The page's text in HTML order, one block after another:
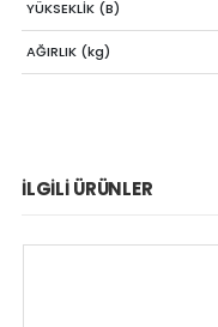
YÜKSEKLİK (B)
AĞIRLIK (kg)
İLGILI ÜRÜNLER